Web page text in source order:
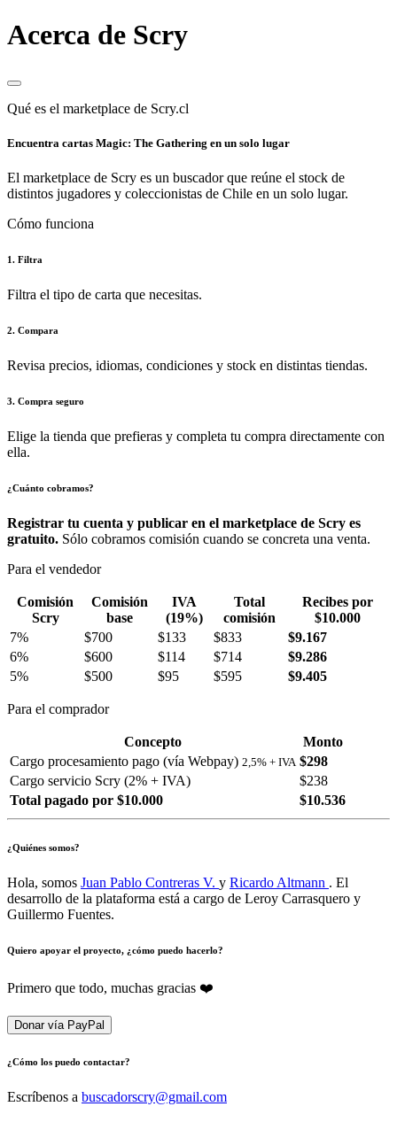
Acerca de Scry
Qué es el marketplace de Scry.cl
Encuentra cartas Magic: The Gathering en un solo lugar
El marketplace de Scry es un buscador que reúne el stock de
distintos jugadores y coleccionistas de Chile en un solo lugar.
Cómo funciona
1. Filtra
Filtra el tipo de carta que necesitas.
2. Compara
Revisa precios, idiomas, condiciones y stock en distintas tiendas.
3. Compra seguro
Elige la tienda que prefieras y completa tu compra directamente con
ella.
¿Cuánto cobramos?
Registrar tu cuenta y publicar en el marketplace de Scry es
gratuito. Sólo cobramos comisión cuando se concreta una venta.
Para el vendedor
Comisión
Scry
Comisión
base
IVA
(19%)
Total
comisión
Recibes por
$10.000
7%
$700 $133 $833
$9.167
6%
$600 $114 $714
$9.286
5%
$500 $95 $595 $9.405
Para el comprador
Concepto
Monto
Cargo procesamiento pago (vía Webpay) 2,5% + IVA $298
Cargo servicio Scry (2% + IVA)
$238
Total pagado por $10.000
$10.536
¿Quiénes somos?
Hola, somos Juan Pablo Contreras V. y Ricardo Altmann . El
desarrollo de la plataforma está a cargo de Leroy Carrasquero y
Guillermo Fuentes.
Quiero apoyar el proyecto, ¿cómo puedo hacerlo?
Primero que todo, muchas gracias ❤️
Donar vía PayPal
¿Cómo los puedo contactar?
Escríbenos a buscadorscry@gmail.com